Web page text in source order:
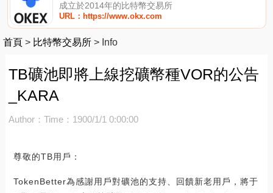
成立於2014年的比特幣交易所
URL：https://www.okx.com
首頁 > 比特幣交易所 > Info
TB礦池即將上線挖礦幣種VOR的公告
_KARA
Author： Time：1900/1/1 0:00:00
尊敬的TB用戶：
TokenBetter為感謝用戶對礦池的支持、回饋新老用戶，將于